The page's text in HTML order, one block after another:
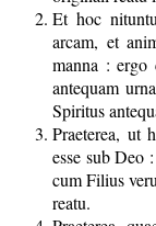
Et hoc
arcam, et
manna : ergo
antequam
Spiritus
Praeterea, ut
esse sub Deo
cum Filius
reatu.